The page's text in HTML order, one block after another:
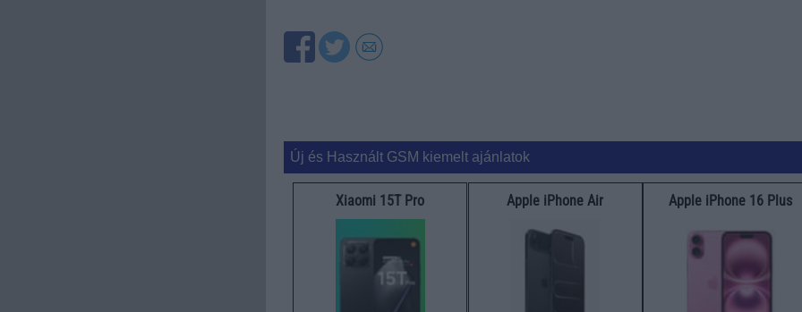
Új és Használt GSM kiemelt ajánlatok
Xiaomi 15T Pro Apple iPhone Air Apple iPhone 16 Plus